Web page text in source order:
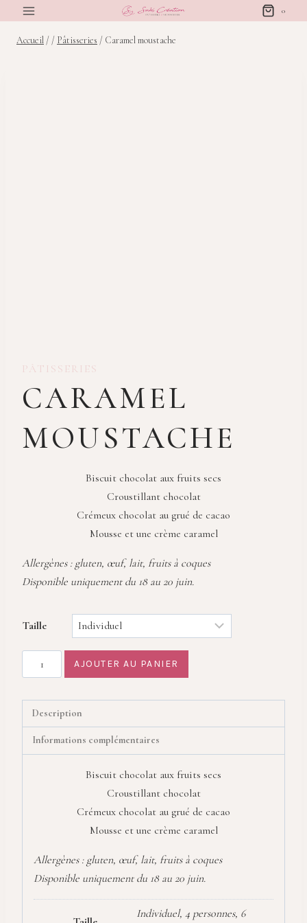
contenu
0
Accueil / / Pâtisseries / Caramel moustache
PÂTISSERIES
CARAMEL
MOUSTACHE
Biscuit chocolat aux fruits secs
Croustillant chocolat
Crémeux chocolat au grué de cacao
Mousse et une crème caramel
Allergènes : gluten, œuf, lait, fruits à coques
Disponible uniquement du 18 au 20 juin.
Taille
de
moustache
AJOUTER AU PANIER
Description
Informations complémentaires
Biscuit chocolat aux fruits secs
Croustillant chocolat
Crémeux chocolat au grué de cacao
Mousse et une crème caramel
Allergènes : gluten, œuf, lait, fruits à coques
Disponible uniquement du 18 au 20 juin.
Individuel, 4 personnes, 6